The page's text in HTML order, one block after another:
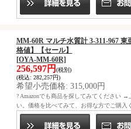
MM-60R マルチ水質計 3-311-967
格値】【セール】
[OYA-MM-60R]
256,597円 (税別)
(税込: 282,257円)
希望小売価格: 315,000円
? Amazonでも商品を探してみてください
い。価格を比べてみて、お得な方でご購入